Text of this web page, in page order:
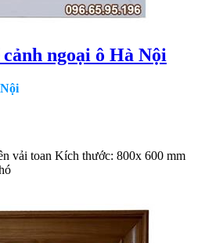
ngoại ô Hà Nội
vải toan Kích thước: 800x 600 mm